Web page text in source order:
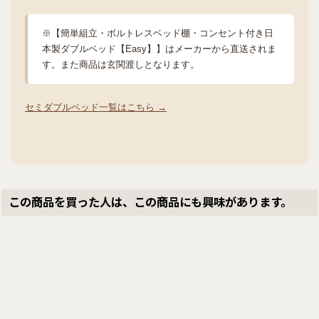
※【簡単組立・ボルトレスベッド棚・コンセント付き日
本製ダブルベッド【Easy】】はメーカーから直送されま
す。また商品は玄関渡しとなります。
セミダブルベッド一覧はこちら →
この商品を買った人は、この商品にも興味があります。